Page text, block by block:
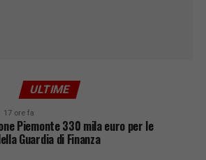
ULTIME
17 ore fa
Piemonte 330 mila euro per le
Guardia di Finanza